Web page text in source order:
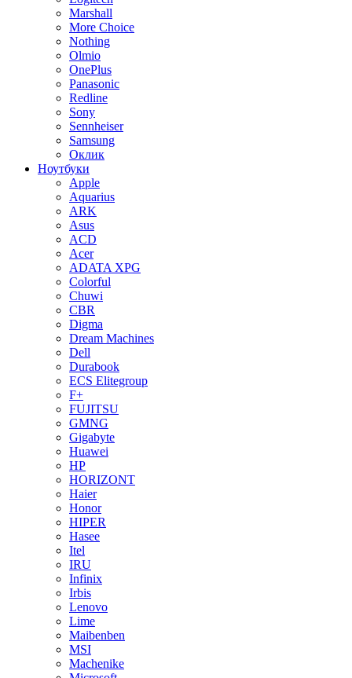
Marshall
More Choice
Nothing
Olmio
OnePlus
Panasonic
Redline
Sony
Sennheiser
Samsung
Оклик
Ноутбуки
Apple
Aquarius
ARK
Asus
ACD
Acer
ADATA XPG
Colorful
Chuwi
CBR
Digma
Dream Machines
Dell
Durabook
ECS Elitegroup
F+
FUJITSU
GMNG
Gigabyte
Huawei
HP
HORIZONT
Haier
Honor
HIPER
Hasee
Itel
IRU
Infinix
Irbis
Lenovo
Lime
Maibenben
MSI
Machenike